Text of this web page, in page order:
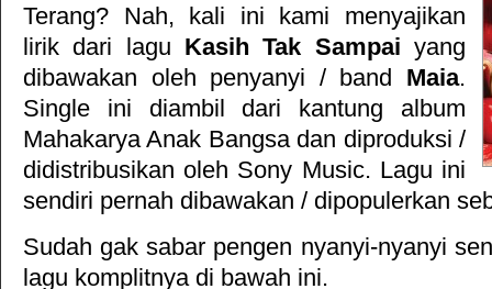
Terang? Nah, kali ini kami menyajikan
lirik dari lagu Kasih Tak Sampai yang
dibawakan oleh penyanyi / band Maia.
Single ini diambil dari kantung album
Mahakarya Anak Bangsadan diproduksi /
didistribusikan oleh Sony Music. Lagu ini
sendiri pernah dibawakan / dipopulerkan
Sudah gak sabar pengen nyanyi-nyanyi
lagu komplitnya di bawah ini.